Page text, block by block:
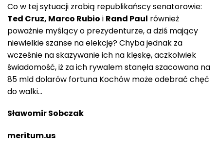
Co w tej sytuacji zrobią republikańscy senatorowie:
Ted Cruz, Marco Rubio i Rand Paul również
poważnie myślący o prezydenturze, a dziś mający
niewielkie szanse na elekcję? Chyba jednak za
wcześnie na skazywanie ich na klęskę, aczkolwiek
świadomość, iż za ich rywalem stanęła szacowana na
85 mld dolarów fortuna Kochów może odebrać chęć
do walki…
Sławomir Sobczak
meritum.us